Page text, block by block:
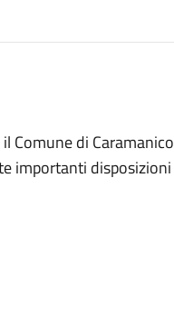
Comune di Caramanico
importanti disposizioni